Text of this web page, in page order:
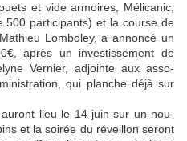
et vide armoires, Mélica­nic,
500 participants) et la course de
Lomboley, a annoncé un
après un investissement de
Vernier, adjointe aux asso­
qui planche déjà sur
lieu le 14 juin sur un nou­
et la soirée du réveillon seront